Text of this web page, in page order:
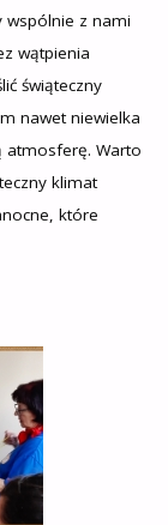
wspólnie z nami
wątpienia
świąteczny
nawet niewielka
atmosferę. Warto
klimat
które